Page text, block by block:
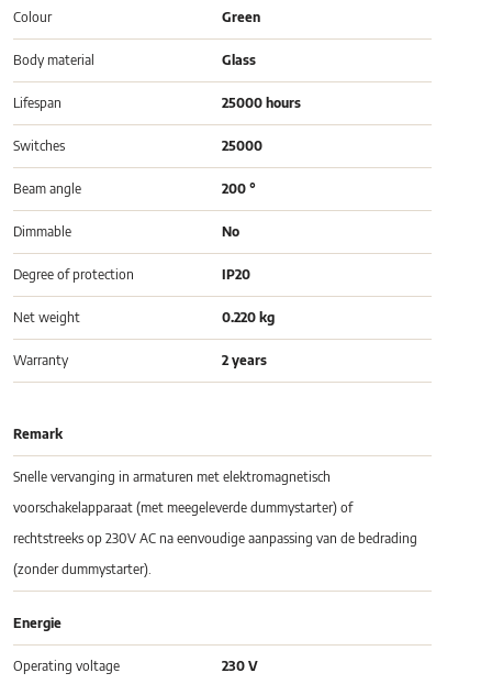
Colour Green
Body material Glass
Lifespan 25000 hours
Switches 25000
Beam angle 200 °
Dimmable No
Degree of protection IP20
Net weight 0.220 kg
Warranty 2 years
Remark
Snelle vervanging in armaturen met elektromagnetisch
voorschakelapparaat (met meegeleverde dummystarter) of
rechtstreeks op 230V AC na eenvoudige aanpassing van de bedrading
(zonder dummystarter).
Energie
Operating voltage 230 V